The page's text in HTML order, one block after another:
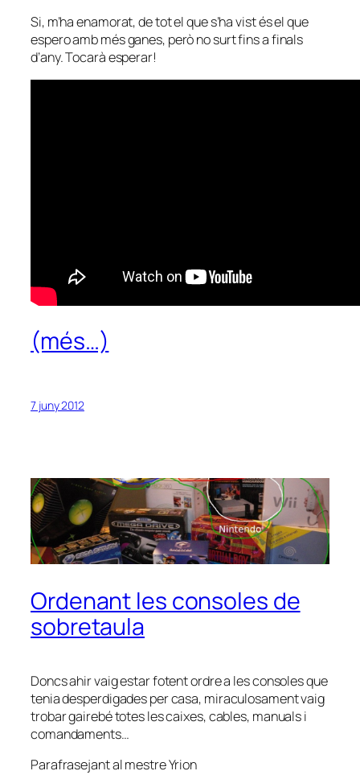
Si, m’ha enamorat, de tot el que s’ha vist és el que
espero amb més ganes, però no surt fins a finals
d’any. Tocarà esperar!
(més…)
7 juny 2012
Ordenant les consoles de
sobretaula
Doncs ahir vaig estar fotent ordre a les consoles que
tenia desperdigades per casa, miraculosament vaig
trobar gairebé totes les caixes, cables, manuals i
comandaments…
Parafrasejant al mestre Yrion